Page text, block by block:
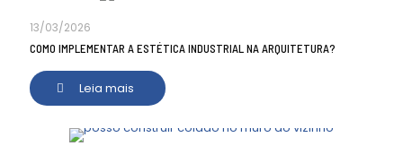
13/03/2026
COMO IMPLEMENTAR A ESTÉTICA INDUSTRIAL NA ARQUITETURA?
Leia mais